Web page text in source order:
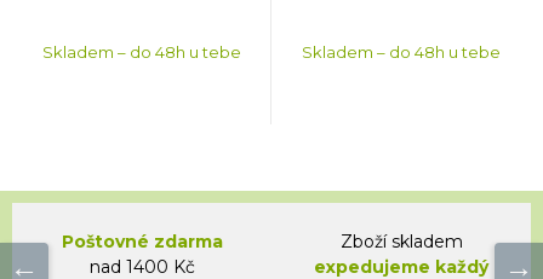
Skladem – do 48h u tebe Skladem – do 48h u tebe
Poštovné zdarma
nad 1400 Kč
Zboží skladem
expedujeme každý